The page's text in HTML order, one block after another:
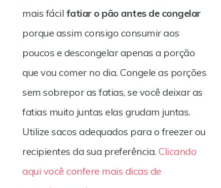
mais fácil fatiar o pão antes de congelar
porque assim consigo consumir aos
poucos e descongelar apenas a porção
que vou comer no dia. Congele as porções
sem sobrepor as fatias, se você deixar as
fatias muito juntas elas grudam juntas.
Utilize sacos adequados para o freezer ou
recipientes da sua preferência. Clicando
aqui você confere mais dicas de